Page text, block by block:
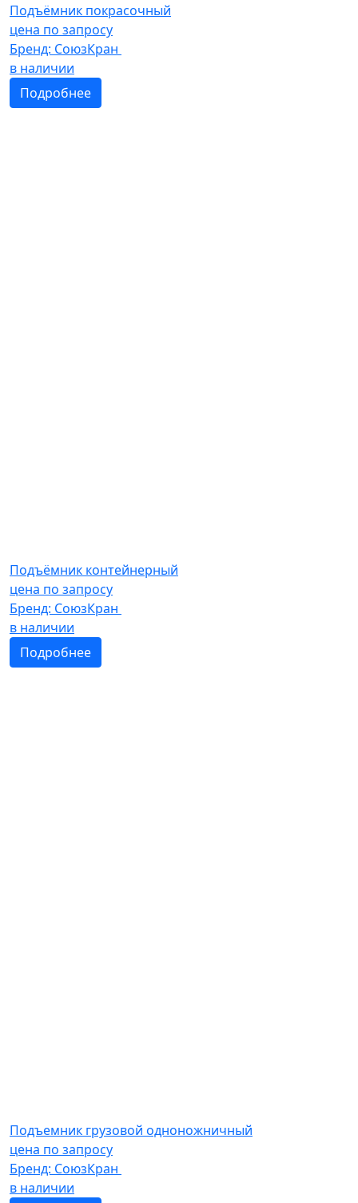
Подъёмник покрасочный
цена по запросу
Бренд: СоюзКран
в наличии
Подробнее
Подъёмник контейнерный
цена по запросу
Бренд: СоюзКран
в наличии
Подробнее
Подъемник грузовой одноножничный
цена по запросу
Бренд: СоюзКран
в наличии